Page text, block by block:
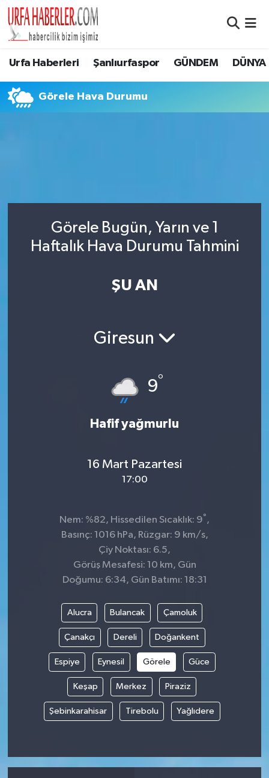
Urfa Haberleri Şanlıurfaspor GÜNDEM DÜNYA
Görele Hava Durumu
Görele Bugün, Yarın ve 1
Haftalık Hava Durumu Tahmini
ŞU AN
Giresun
9°
Hafif yağmurlu
16 Mart Pazartesi
17:00
Nem: %82, Hissedilen Sıcaklık: 9°,
Basınç: 1016 hPa, Rüzgar: 9 km/s,
Çiy Noktası: 6.5,
Görüş Mesafesi: 10 km, Gün
Doğumu: 6:34, Gün Batımı: 18:31
Alucra Bulancak Çamoluk
Çanakçı Dereli Doğankent
Espiye Eynesil Görele Güce
Keşap Merkez Piraziz
Şebinkarahisar Tirebolu Yağlıdere
Şanlıurfa Nöbetçi Eczaneler
Son Dakika Haberleri